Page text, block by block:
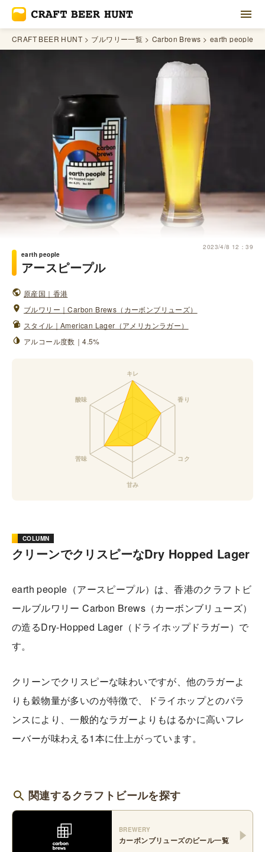
CRAFT BEER HUNT ブルワリー一覧 Carbon Brews earth people
2023/4/8 12：39
earth people
アースピープル
原産国｜香港
ブルワリー｜Carbon Brews（カーボンブリューズ）
スタイル｜American Lager（アメリカンラガー）
アルコール度数｜4.5%
COLUMN
クリーンでクリスピーなDry Hopped Lager
earth people（アースピープル）は、香港のクラフトビ
ールブルワリー Carbon Brews（カーボンブリューズ）
の造るDry-Hopped Lager（ドライホップドラガー）で
す。
クリーンでクリスピーな味わいですが、他のラガーよ
りも穀物量が多いのが特徴で、ドライホップとのバラ
ンスにより、一般的なラガーよりもはるかに高いフレ
ーバーが味わえる1本に仕上がっています。
関連するクラフトビールを探す
BREWERY
カーボンブリューズのビール一覧